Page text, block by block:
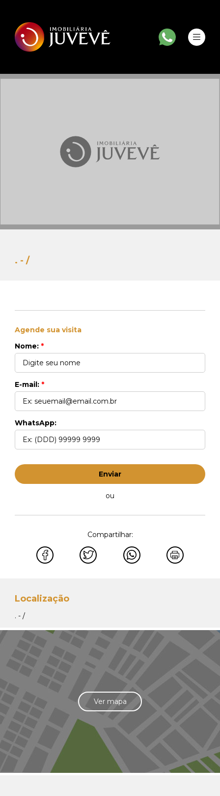
41 99270-3712
Whats Venda
. - /
Agende sua visita
Nome: *
E-mail: *
WhatsApp:
Enviar
ou
Compartilhar:
Localização
. - /
Ver mapa